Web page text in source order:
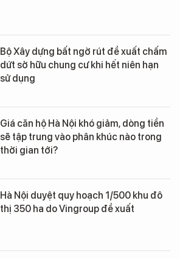
Bộ Xây dựng bất ngờ rút đề xuất chấm
dứt sở hữu chung cư khi hết niên hạn
sử dụng
Giá căn hộ Hà Nội khó giảm, dòng tiền
sẽ tập trung vào phân khúc nào trong
thời gian tới?
Hà Nội duyệt quy hoạch 1/500 khu đô
thị 350 ha do Vingroup đề xuất